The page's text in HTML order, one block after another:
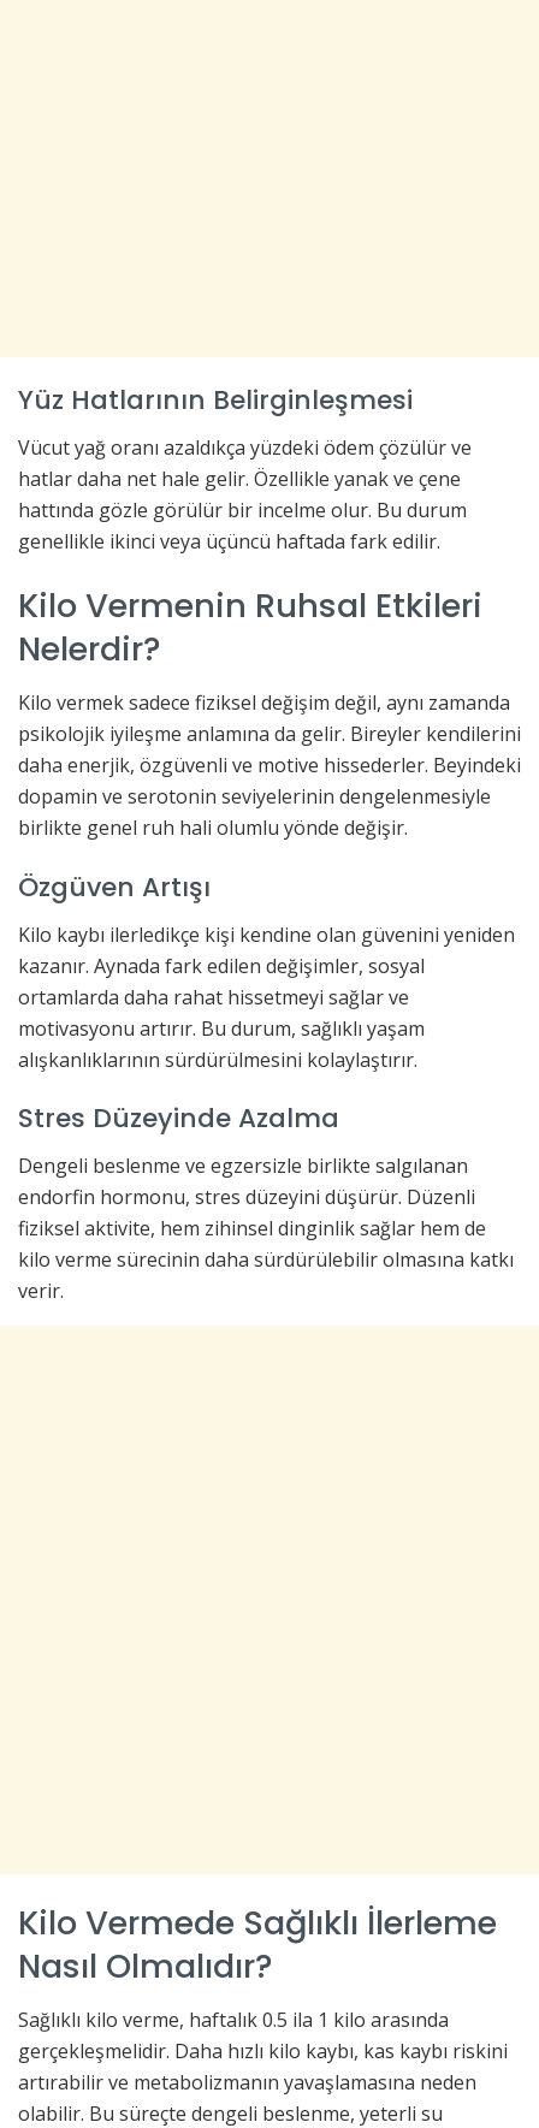
Yüz Hatlarının Belirginleşmesi
Vücut yağ oranı azaldıkça yüzdeki ödem çözülür ve
hatlar daha net hale gelir. Özellikle yanak ve çene
hattında gözle görülür bir incelme olur. Bu durum
genellikle ikinci veya üçüncü haftada fark edilir.
Kilo Vermenin Ruhsal Etkileri
Nelerdir?
Kilo vermek sadece fiziksel değişim değil, aynı zamanda
psikolojik iyileşme anlamına da gelir. Bireyler kendilerini
daha enerjik, özgüvenli ve motive hissederler. Beyindeki
dopamin ve serotonin seviyelerinin dengelenmesiyle
birlikte genel ruh hali olumlu yönde değişir.
Özgüven Artışı
Kilo kaybı ilerledikçe kişi kendine olan güvenini yeniden
kazanır. Aynada fark edilen değişimler, sosyal
ortamlarda daha rahat hissetmeyi sağlar ve
motivasyonu artırır. Bu durum, sağlıklı yaşam
alışkanlıklarının sürdürülmesini kolaylaştırır.
Stres Düzeyinde Azalma
Dengeli beslenme ve egzersizle birlikte salgılanan
endorfin hormonu, stres düzeyini düşürür. Düzenli
fiziksel aktivite, hem zihinsel dinginlik sağlar hem de
kilo verme sürecinin daha sürdürülebilir olmasına katkı
verir.
Kilo Vermede Sağlıklı İlerleme
Nasıl Olmalıdır?
Sağlıklı kilo verme, haftalık 0.5 ila 1 kilo arasında
gerçekleşmelidir. Daha hızlı kilo kaybı, kas kaybı riskini
artırabilir ve metabolizmanın yavaşlamasına neden
olabilir. Bu süreçte dengeli beslenme, yeterli su